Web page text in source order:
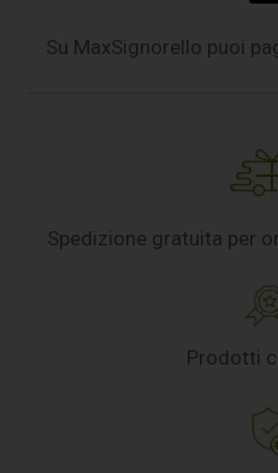
Su MaxSignorello puoi
Spedizione gratuita per
Prodotti